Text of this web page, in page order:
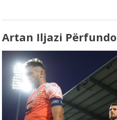
Artan Iljazi